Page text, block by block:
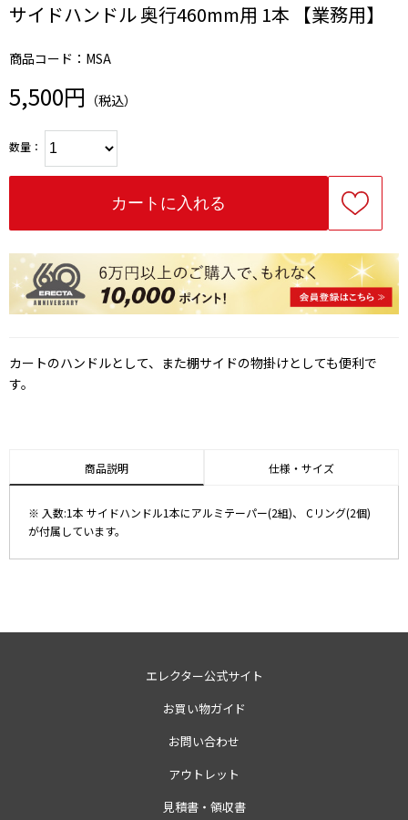
サイドハンドル 奥行460mm用 1本 【業務用】
商品コード：MSA
5,500円 （税込）
数量：
カートのハンドルとして、また棚サイドの物掛けとしても便利で
す。
商品説明 仕様・サイズ
※ 入数:1本 サイドハンドル1本にアルミテーパー(2組)、 Cリング(2個)
が付属しています。
エレクター公式サイト
お買い物ガイド
お問い合わせ
アウトレット
見積書・領収書